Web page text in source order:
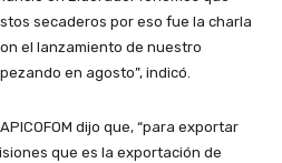
secaderos por eso fue la charla
el lanzamiento de nuestro
en agosto”, indicó.
dijo que, “para exportar
que es la exportación de